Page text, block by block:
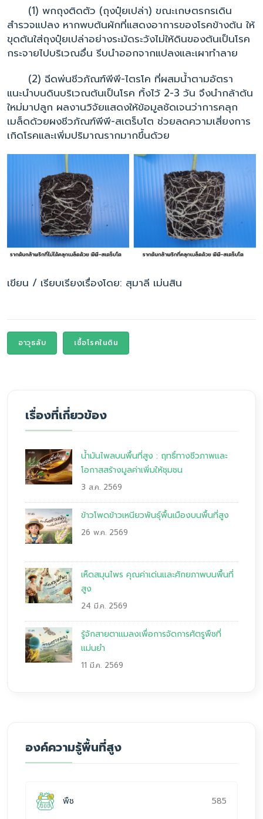
(1) พกถุงติดตัว (ถุงปุ๋ยเปล่า) ขณะเกษตรกรเดิน
สำรวจแปลง หากพบต้นผักที่แสดงอาการของโรคข้างต้น ให้
ขุดต้นใส่ถุงปุ๋ยเปล่าอย่างระมัดระวังไม่ให้ดินของต้นเป็นโรค
กระจายไปบริเวณอื่น รีบนำออกจากแปลงและเผาทำลาย
(2) ฉีดพ่นชีวภัณฑ์พีพี-ไตรโค ที่ผสมน้ำตามอัตรา
แนะนำบนดินบริเวณต้นเป็นโรค ทิ้งไว้ 2-3 วัน จึงนำกล้าต้น
ใหม่มาปลูก ผลงานวิจัยแสดงให้ข้อมูลชัดเจนว่าการคลุก
เมล็ดด้วยผงชีวภัณฑ์พีพี-สเตร็บโต ช่วยลดความเสี่ยงการ
เกิดโรคและเพิ่มปริมาณรากมากขึ้นด้วย
เขียน / เรียบเรียงเรื่องโดย: สุมาลี เม่นสิน
อาวุธลับ เชื้อโรคในดิน
เรื่องที่เกี่ยวข้อง
น้ำมันไพลบนพื้นที่สูง : ฤทธิ์ทางชีวภาพและ
โอกาสสร้างมูลค่าเพิ่มให้ชุมชน
3 ส.ค. 2569
ข้าวโพดข้าวเหนียวพันธุ์พื้นเมืองบนพื้นที่สูง
26 พ.ค. 2569
เห็ดสมุนไพร คุณค่าเด่นและศักยภาพบนพื้นที่
สูง
24 มี.ค. 2569
รู้จักสายตาแมลงเพื่อการจัดการศัตรูพืชที่
แม่นยำ
11 มี.ค. 2569
องค์ความรู้พื้นที่สูง
พืช 585